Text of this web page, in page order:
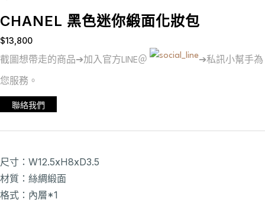
CHANEL 黑色迷你緞面化妝包
$13,800
截圖想帶走的商品➔加入官方LINE＠ ➔私訊小幫手為
您服務。
聯絡我們
尺寸：W12.5xH8xD3.5
材質：絲綢緞面
格式：內層*1